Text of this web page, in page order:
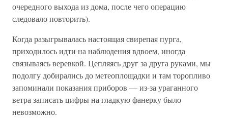
очередного выхода из дома, после чего операцию
следовало повторить).
Когда разыгрывалась настоящая свирепая пурга,
приходилось идти на наблюдения вдвоем, иногда
связываясь веревкой. Цепляясь друг за друга руками, мы
подолгу добирались до метеоплощадки и там торопливо
запоминали показания приборов — из-за ураганного
ветра записать цифры на гладкую фанерку было
невозможно.